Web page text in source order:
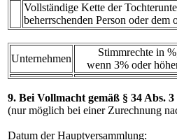
Vollständige Kette der
beherrschenden Person oder dem
Unternehmen
Stimmrechte in
wenn 3% oder
9. Bei Vollmacht gemäß § 34 Abs.
(nur möglich bei einer Zurechnung
Datum der Hauptversammlung: